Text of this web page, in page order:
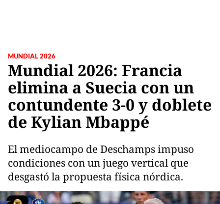
MUNDIAL 2026
Mundial 2026: Francia
elimina a Suecia con un
contundente 3-0 y doblete
de Kylian Mbappé
El mediocampo de Deschamps impuso
condiciones con un juego vertical que
desgastó la propuesta física nórdica.